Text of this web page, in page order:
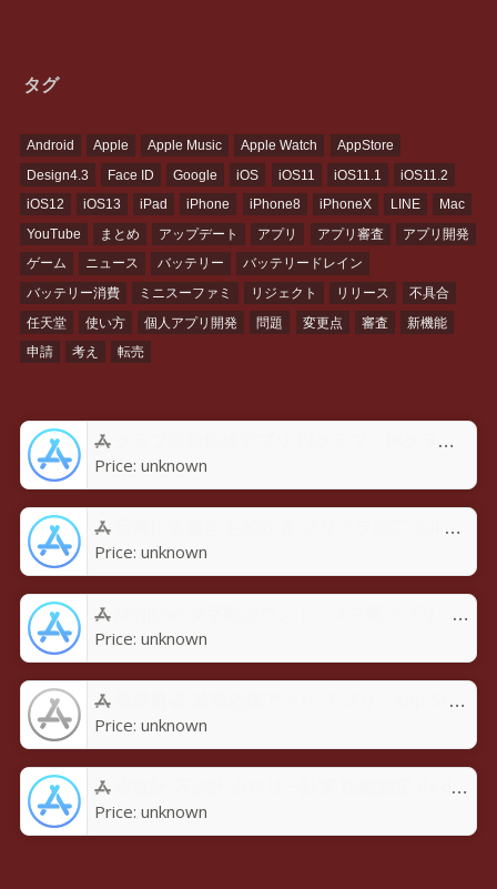
タグ
Android Apple Apple Music Apple Watch
AppStore
Design4.3
Face ID Google iOS iOS11 iOS11.1
iOS11.2
iOS12
iOS13 iPad iPhone iPhone8 iPhoneX LINE
Mac
YouTube
まとめ アップデート アプリ アプリ審査
アプリ開発
ゲーム
ニュース バッテリー
バッテリードレイン
バッテリー消費
ミニスーファミ リジェクト リリース
不具合
任天堂
使い方 個人アプリ開発 問題 変更点 審査
新機能
申請
考え 転売
グラフ簡単作成アプリ 円グラフ・棒グラフ・折れ線GraPhoアプリ - App Store
Price: unknown
写真に落書き お絵かき プリクラ加工-Rakugaky-アプリ - App Store
Price: unknown
MojiCon 文字数カウント・メモ帳アプリ - App Store
Price: unknown
禁煙勇者-禁煙応援アプリ-アプリ - App Store
Price: unknown
歩数計 万歩計 カロリー計算 距離測定-Pedoroアプリ - App Store
Price: unknown